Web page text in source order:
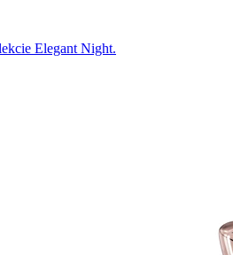
Elegant Night.